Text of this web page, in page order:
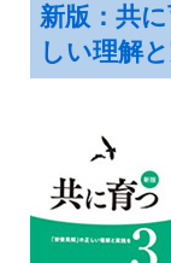
新版：共
しい理解